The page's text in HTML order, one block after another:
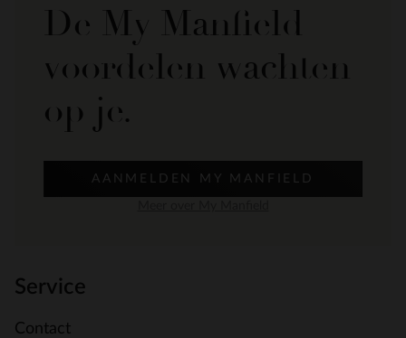
De My Manfield
voordelen wachten
op je.
AANMELDEN MY MANFIELD
Service
Contact